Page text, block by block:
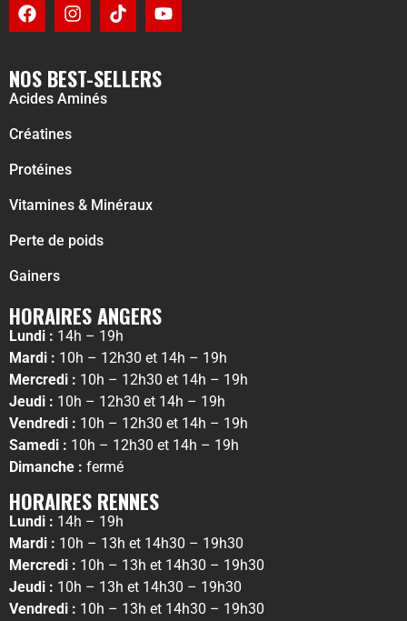
NOS BEST-SELLERS
Acides Aminés
Créatines
Protéines
Vitamines & Minéraux
Perte de poids
Gainers
HORAIRES ANGERS
Lundi : 14h – 19h
Mardi : 10h – 12h30 et 14h – 19h
Mercredi : 10h – 12h30 et 14h – 19h
Jeudi : 10h – 12h30 et 14h – 19h
Vendredi : 10h – 12h30 et 14h – 19h
Samedi : 10h – 12h30 et 14h – 19h
Dimanche : fermé
HORAIRES RENNES
Lundi : 14h – 19h
Mardi : 10h – 13h et 14h30 – 19h30
Mercredi : 10h – 13h et 14h30 – 19h30
Jeudi : 10h – 13h et 14h30 – 19h30
Vendredi : 10h – 13h et 14h30 – 19h30